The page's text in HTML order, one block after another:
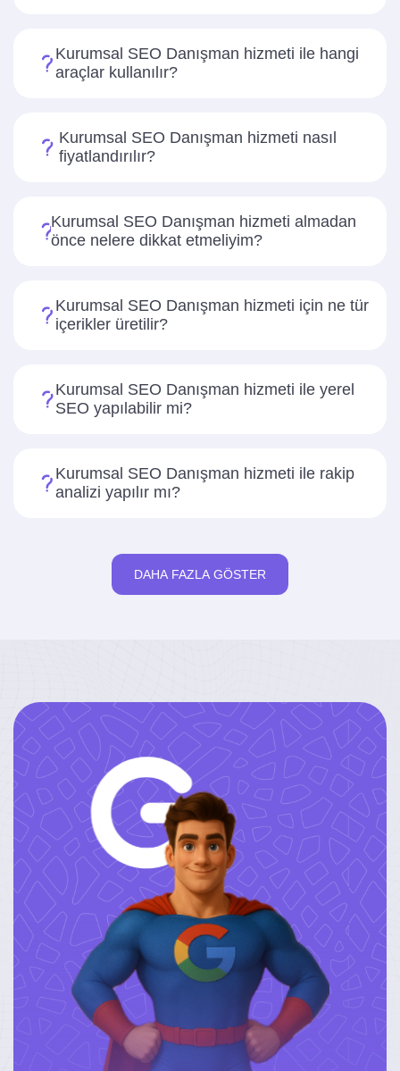
Kurumsal SEO Danışman hizmeti ile hangi
araçlar kullanılır?
Kurumsal SEO Danışman hizmeti nasıl
fiyatlandırılır?
Kurumsal SEO Danışman hizmeti almadan
önce nelere dikkat etmeliyim?
Kurumsal SEO Danışman hizmeti için ne tür
içerikler üretilir?
Kurumsal SEO Danışman hizmeti ile yerel
SEO yapılabilir mi?
Kurumsal SEO Danışman hizmeti ile rakip
analizi yapılır mı?
DAHA FAZLA GÖSTER